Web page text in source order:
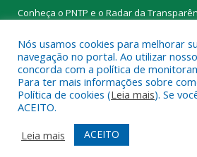
Conheça o PNTP e o Radar da
Todos os direitos reservados a
Progresso.
Mapa do Site
Acessar Área
Acessar Webmail
Nós usamos cookies para melhorar
navegação no portal. Ao utilizar
concorda com a política de
Para ter mais informações sobre
Política de cookies (Leia mais). Se
ACEITO.
Leia mais
ACEITO